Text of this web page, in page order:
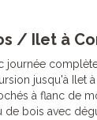
/ Ilet à
journée
jusqu'à Ilet
à flanc de
bois avec